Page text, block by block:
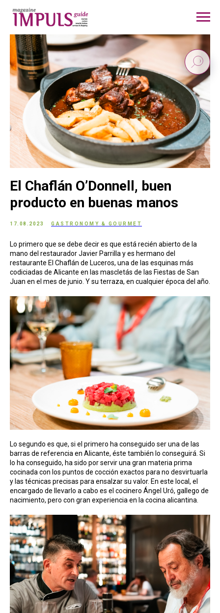
El Chaflán O’Donnell, buen
producto en buenas manos
17.08.2023 GASTRONOMY & GOURMET
Lo primero que se debe decir es que está recién abierto de la
mano del restaurador Javier Parrilla y es hermano del
restaurante El Chaflán de Luceros, una de las esquinas más
codiciadas de Alicante en las mascletás de las Fiestas de San
Juan en el mes de junio. Y su terraza, en cualquier época del año.
Lo segundo es que, si el primero ha conseguido ser una de las
barras de referencia en Alicante, éste también lo conseguirá. Si
lo ha conseguido, ha sido por servir una gran materia prima
cocinada con los puntos de cocción exactos para no desvirtuarla
y las técnicas precisas para ensalzar su valor. En este local, el
encargado de llevarlo a cabo es el cocinero Ángel Uró, gallego de
nacimiento, pero con gran experiencia en la cocina alicantina.